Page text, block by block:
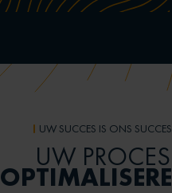
UW SUCCES IS ONS SUCCES
UW PROCES